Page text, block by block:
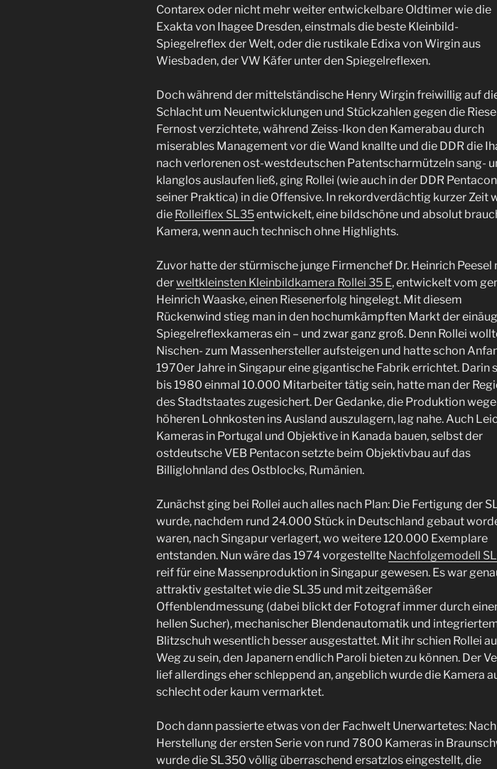
Contarex oder nicht mehr weiter entwickelbare Oldtimer wie die
Exakta von Ihagee Dresden, einstmals die beste Kleinbild-
Spiegelreflex der Welt, oder die rustikale Edixa von Wirgin aus
Wiesbaden, der VW Käfer unter den Spiegelreflexen.
Doch während der mittelständische Henry Wirgin freiwillig auf
Schlacht um Neuentwicklungen und Stückzahlen gegen die
Fernost verzichtete, während Zeiss-Ikon den Kamerabau durch
miserables Management vor die Wand knallte und die DDR die
nach verlorenen ost-westdeutschen Patentscharmützeln sang-
klanglos auslaufen ließ, ging Rollei (wie auch in der DDR
seiner Praktica) in die Offensive. In rekordverdächtig kurzer Zeit
die Rolleiflex SL35entwickelt, eine bildschöne und absolut
Kamera, wenn auch technisch ohne Highlights.
Zuvor hatte der stürmische junge Firmenchef Dr. Heinrich Peesel
derweltkleinsten Kleinbildkamera Rollei 35 E, entwickelt vom
Heinrich Waaske, einen Riesenerfolg hingelegt. Mit diesem
Rückenwind stieg man in den hochumkämpften Markt der
Spiegelreflexkameras ein – und zwar ganz groß. Denn Rollei
Nischen- zum Massenhersteller aufsteigen und hatte schon
1970er Jahre in Singapur eine gigantische Fabrik errichtet. Darin
bis 1980 einmal 10.000 Mitarbeiter tätig sein, hatte man der
des Stadtstaates zugesichert. Der Gedanke, die Produktion
höheren Lohnkosten ins Ausland auszulagern, lag nahe. Auch
Kameras in Portugal und Objektive in Kanada bauen, selbst der
ostdeutsche VEB Pentacon setzte beim Objektivbau auf das
Billiglohnland des Ostblocks, Rumänien.
Zunächst ging bei Rollei auch alles nach Plan: Die Fertigung der
wurde, nachdem rund 24.000 Stück in Deutschland gebaut
waren, nach Singapur verlagert, wo weitere 120.000 Exemplare
entstanden. Nun wäre das 1974 vorgestellte Nachfolgemodell
reif für eine Massenproduktion in Singapur gewesen. Es war
attraktiv gestaltet wie die SL35 und mit zeitgemäßer
Offenblendmessung (dabei blickt der Fotograf immer durch
hellen Sucher), mechanischer Blendenautomatik und
Blitzschuh wesentlich besser ausgestattet. Mit ihr schien Rollei
Weg zu sein, den Japanern endlich Paroli bieten zu können. Der
lief allerdings eher schleppend an, angeblich wurde die Kamera
schlecht oder kaum vermarktet.
Doch dann passierte etwas von der Fachwelt Unerwartetes:
Herstellung der ersten Serie von rund 7800 Kameras in
wurde die SL350 völlig überraschend ersatzlos eingestellt, die